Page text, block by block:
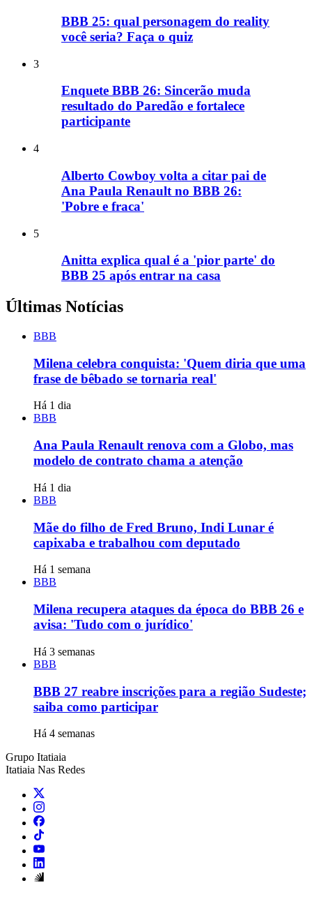
BBB 25: qual personagem do reality
você seria? Faça o quiz
3
Enquete BBB 26: Sincerão muda
resultado do Paredão e fortalece
participante
4
Alberto Cowboy volta a citar pai de
Ana Paula Renault no BBB 26:
'Pobre e fraca'
5
Anitta explica qual é a 'pior parte' do
BBB 25 após entrar na casa
Últimas Notícias
BBB
Milena celebra conquista: 'Quem diria que uma
frase de bêbado se tornaria real'
Há 1 dia
BBB
Ana Paula Renault renova com a Globo, mas
modelo de contrato chama a atenção
Há 1 dia
BBB
Mãe do filho de Fred Bruno, Indi Lunar é
capixaba e trabalhou com deputado
Há 1 semana
BBB
Milena recupera ataques da época do BBB 26 e
avisa: 'Tudo com o jurídico'
Há 3 semanas
BBB
BBB 27 reabre inscrições para a região Sudeste;
saiba como participar
Há 4 semanas
Grupo Itatiaia
Itatiaia Nas Redes